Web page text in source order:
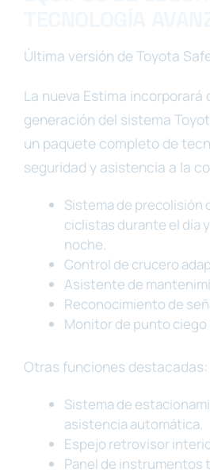
Última versión de Toyota
La nueva Estima incorporará
generación del sistema
un paquete completo de
seguridad y asistencia a la
Sistema de precolisión
ciclistas durante el día
noche.
Control de crucero
Asistente de
Reconocimiento de
Monitor de punto ciego
Otras funciones destacadas:
Sistema de
asistencia automática.
Espejo retrovisor
Panel de